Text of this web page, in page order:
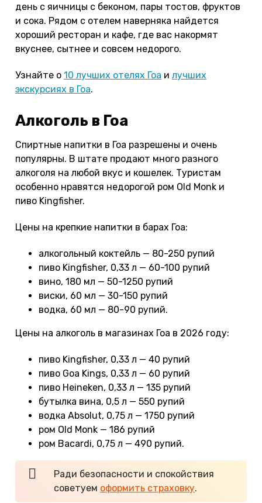
день с яичницы с беконом, пары тостов, фруктов
и сока. Рядом с отелем наверняка найдется
хороший ресторан и кафе, где вас накормят
вкуснее, сытнее и совсем недорого.
Узнайте о 10 лучших отелях Гоа и лучших
экскурсиях в Гоа.
Алкоголь в Гоа
Спиртные напитки в Гоа разрешены и очень
популярны. В штате продают много разного
алкоголя на любой вкус и кошелек. Туристам
особенно нравятся недорогой ром Old Monk и
пиво Kingfisher.
Цены на крепкие напитки в барах Гоа:
алкогольный коктейль — 80-250 рупий
пиво Kingfisher, 0,33 л — 60-100 рупий
вино, 180 мл — 50-1250 рупий
виски, 60 мл — 30-150 рупий
водка, 60 мл — 80-90 рупий.
Цены на алкоголь в магазинах Гоа в 2026 году:
пиво Kingfisher, 0,33 л — 40 рупий
пиво Goa Kings, 0,33 л — 60 рупий
пиво Heineken, 0,33 л — 135 рупий
бутылка вина, 0,5 л — 550 рупий
водка Absolut, 0,75 л — 1750 рупий
ром Old Monk — 186 рупий
ром Bacardi, 0,75 л — 490 рупий.
Ради безопасности и спокойствия
советуем оформить страховку.